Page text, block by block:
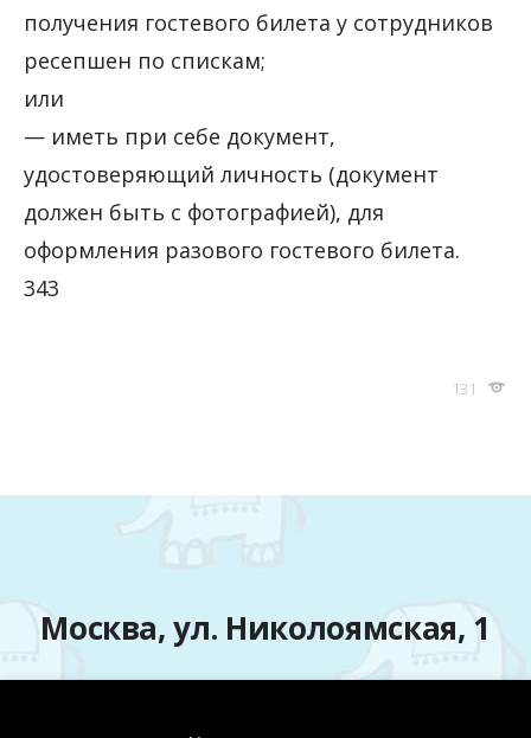
получения гостевого билета у сотрудников
ресепшен по спискам;
или
— иметь при себе документ,
удостоверяющий личность (документ
должен быть с фотографией), для
оформления разового гостевого билета.
343
131
Москва, ул. Николоямская, 1